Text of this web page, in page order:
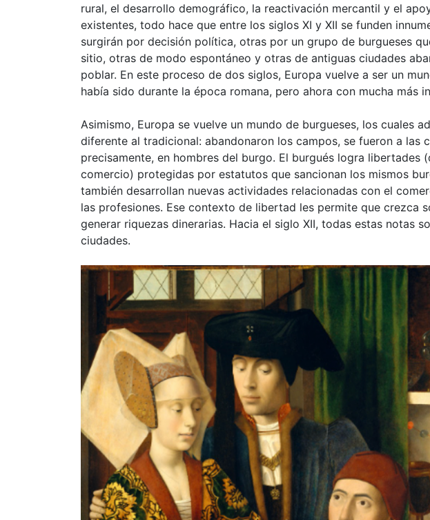
rural, el desarrollo demográfico, la reactivación mercantil y el
existentes, todo hace que entre los siglos XI y XII se funden
surgirán por decisión política, otras por un grupo de burgueses
sitio, otras de modo espontáneo y otras de antiguas ciudades
poblar. En este proceso de dos siglos, Europa vuelve a ser un
había sido durante la época romana, pero ahora con mucha más
Asimismo, Europa se vuelve un mundo de burgueses, los cuales
diferente al tradicional: abandonaron los campos, se fueron a las
precisamente, en hombres del burgo. El burgués logra libertades
comercio) protegidas por estatutos que sancionan los mismos
también desarrollan nuevas actividades relacionadas con el
las profesiones. Ese contexto de libertad les permite que crezca
generar riquezas dinerarias. Hacia el siglo XII, todas estas notas
ciudades.